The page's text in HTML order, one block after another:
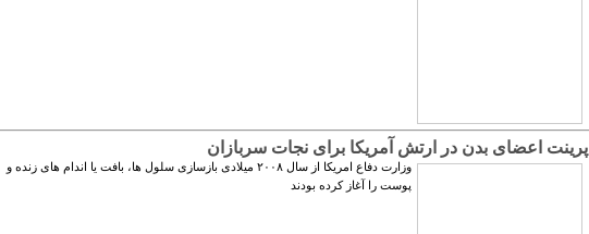
پرینت اعضای بدن در ارتش آمریکا برای نجات سربازان
وزارت دفاع امریکا از سال ۲۰۰۸ میلادی بازسازی سلول ها، بافت یا اندام های زنده و
پوست را آغاز کرده بودند